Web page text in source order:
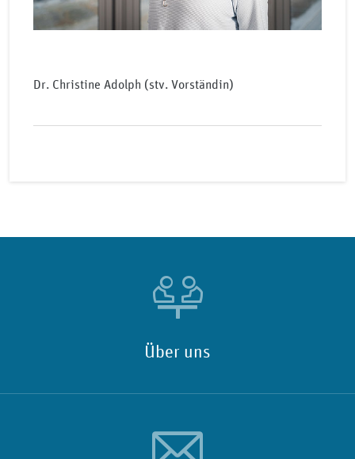
Dr. Christine Adolph (stv. Vorständin)
Über uns